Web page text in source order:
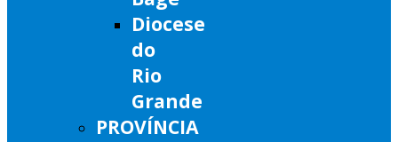
Diocese
do
Rio
Grande
PROVÍNCIA